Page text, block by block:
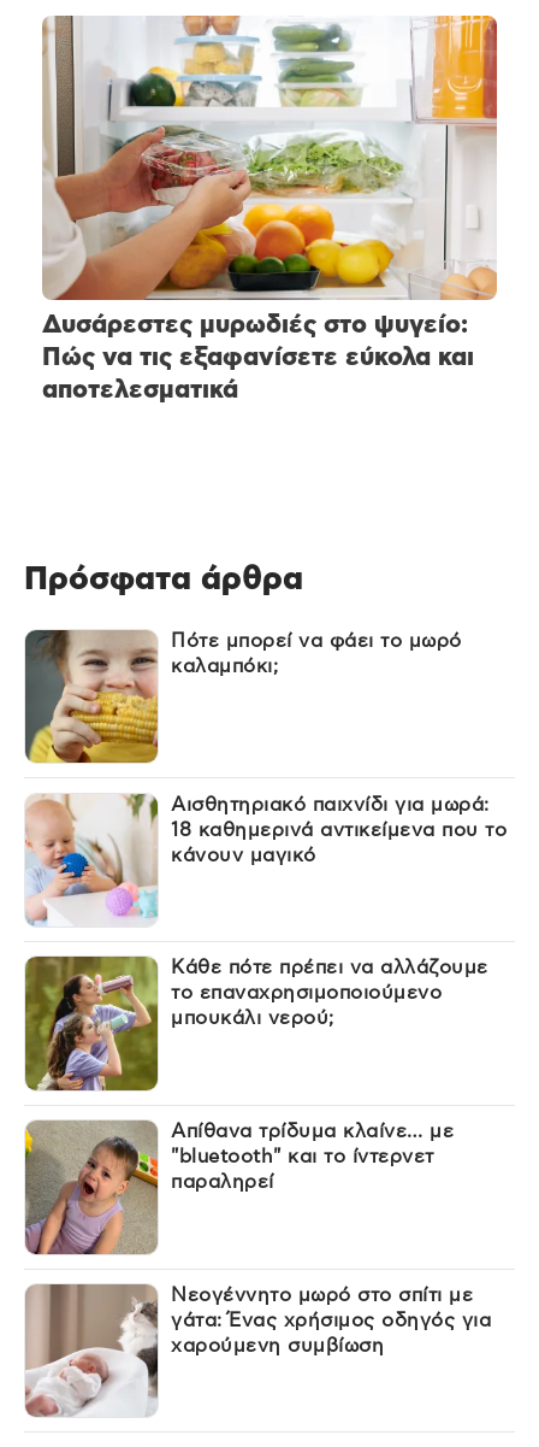
Δυσάρεστες μυρωδιές στο ψυγείο:
Πώς να τις εξαφανίσετε εύκολα και
αποτελεσματικά
Πρόσφατα άρθρα
Πότε μπορεί να φάει το μωρό
καλαμπόκι;
Αισθητηριακό παιχνίδι για μωρά:
18 καθημερινά αντικείμενα που το
κάνουν μαγικό
Κάθε πότε πρέπει να αλλάζουμε
το επαναχρησιμοποιούμενο
μπουκάλι νερού;
Απίθανα τρίδυμα κλαίνε… με
"bluetooth" και το ίντερνετ
παραληρεί
Νεογέννητο μωρό στο σπίτι με
γάτα: Ένας χρήσιμος οδηγός για
χαρούμενη συμβίωση